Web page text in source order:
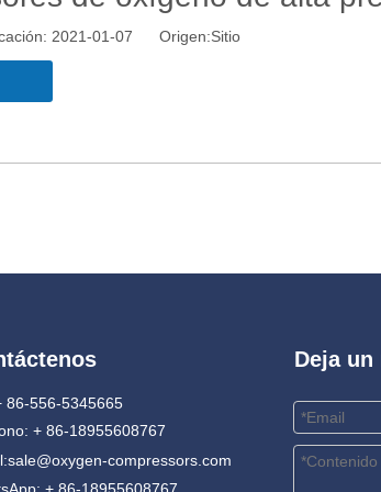
2021-01-07 Origen:Sitio
86-556-5345665
+ 86-18955608767
sale@oxygen-compressors.com
+ 86-18955608767
Deja un